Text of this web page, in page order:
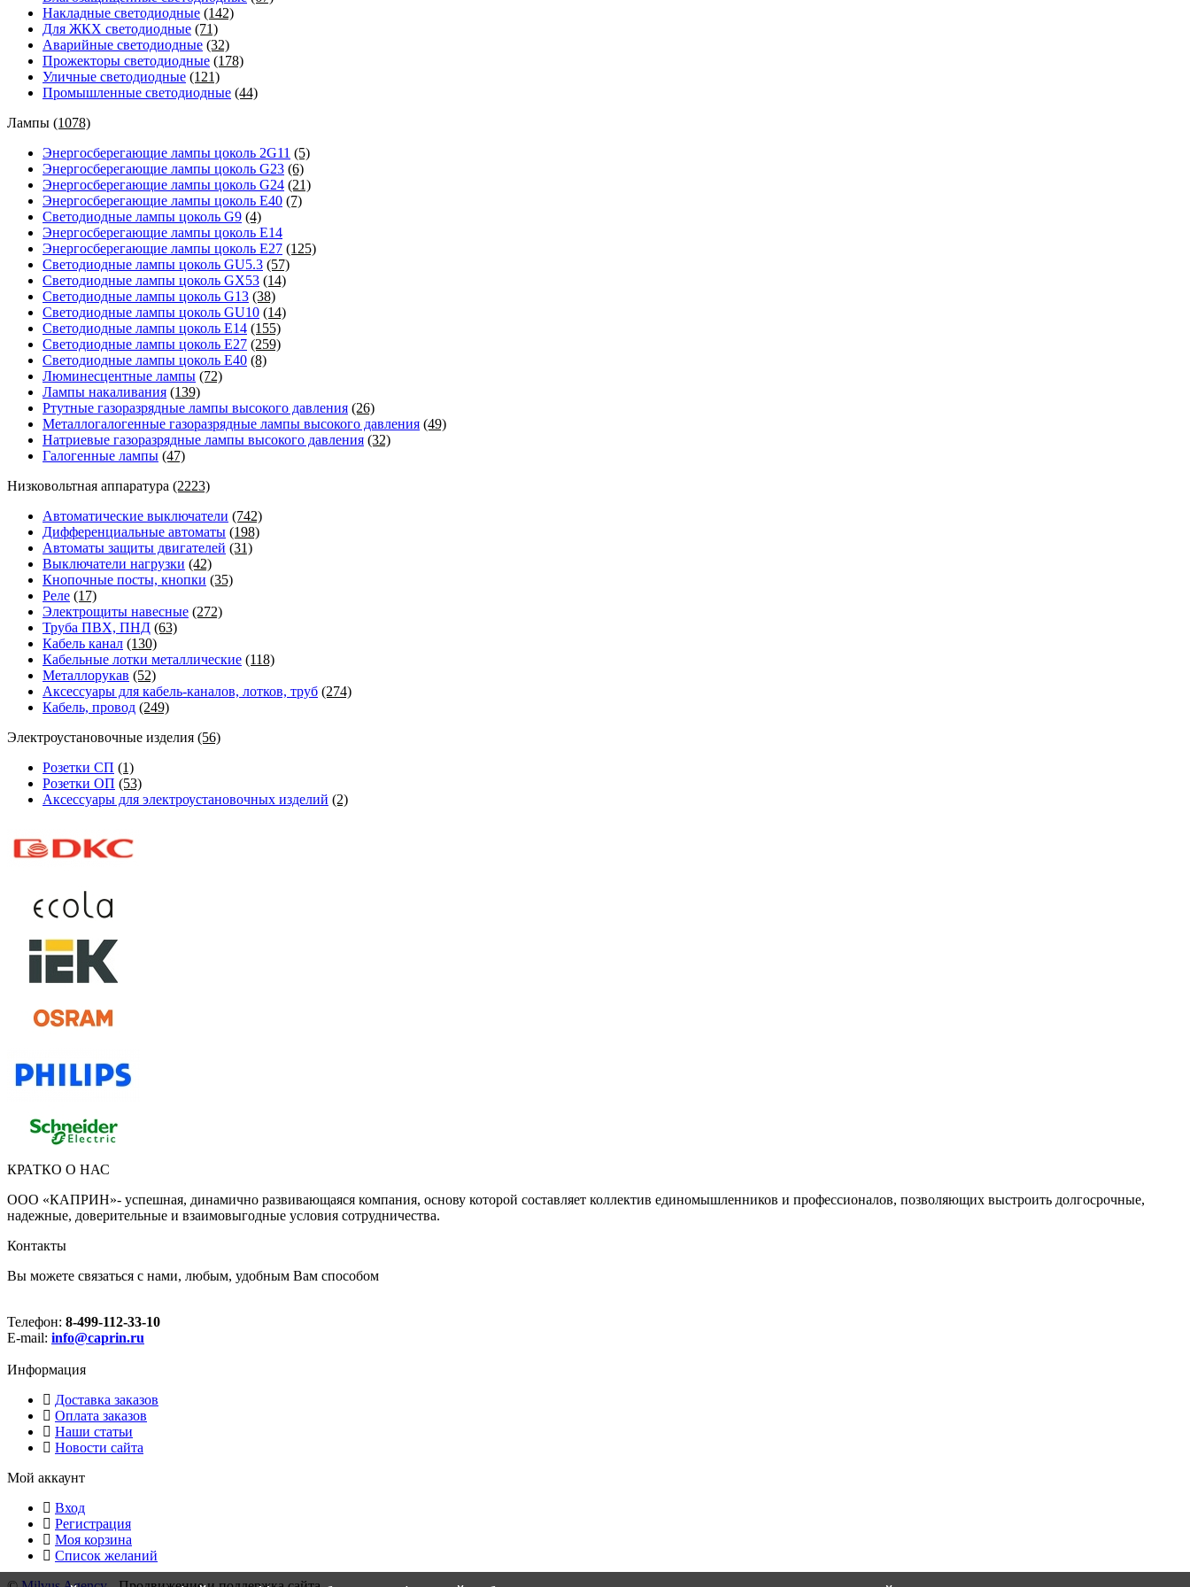
Накладные светодиодные (142)
Для ЖКХ светодиодные (71)
Аварийные светодиодные (32)
Прожекторы светодиодные (178)
Уличные светодиодные (121)
Промышленные светодиодные (44)
Лампы (1078)
Энергосберегающие лампы цоколь 2G11 (5)
Энергосберегающие лампы цоколь G23 (6)
Энергосберегающие лампы цоколь G24 (21)
Энергосберегающие лампы цоколь Е40 (7)
Светодиодные лампы цоколь G9 (4)
Энергосберегающие лампы цоколь Е14
Энергосберегающие лампы цоколь Е27 (125)
Светодиодные лампы цоколь GU5.3 (57)
Светодиодные лампы цоколь GX53 (14)
Светодиодные лампы цоколь G13 (38)
Светодиодные лампы цоколь GU10 (14)
Светодиодные лампы цоколь E14 (155)
Светодиодные лампы цоколь E27 (259)
Светодиодные лампы цоколь E40 (8)
Люминесцентные лампы (72)
Лампы накаливания (139)
Ртутные газоразрядные лампы высокого давления (26)
Металлогалогенные газоразрядные лампы высокого давления (49)
Натриевые газоразрядные лампы высокого давления (32)
Галогенные лампы (47)
Низковольтная аппаратура (2223)
Автоматические выключатели (742)
Дифференциальные автоматы (198)
Автоматы защиты двигателей (31)
Выключатели нагрузки (42)
Кнопочные посты, кнопки (35)
Реле (17)
Электрощиты навесные (272)
Труба ПВХ, ПНД (63)
Кабель канал (130)
Кабельные лотки металлические (118)
Металлорукав (52)
Аксессуары для кабель-каналов, лотков, труб (274)
Кабель, провод (249)
Электроустановочные изделия (56)
Розетки СП (1)
Розетки ОП (53)
Аксессуары для электроустановочных изделий (2)
КРАТКО О НАС
ООО «КАПРИН»- успешная, динамично развивающаяся компания, основу которой составляет коллектив единомышленников и профессионалов, позволяющих выстроить долгосрочные,
надежные, доверительные и взаимовыгодные условия сотрудничества.
Контакты
Вы можете связаться с нами, любым, удобным Вам способом
Телефон: 8-499-112-33-10
E-mail: info@caprin.ru
Информация
Доставка заказов
Оплата заказов
Наши статьи
Новости сайта
Мой аккаунт
Вход
Регистрация
Моя корзина
Cписок желаний